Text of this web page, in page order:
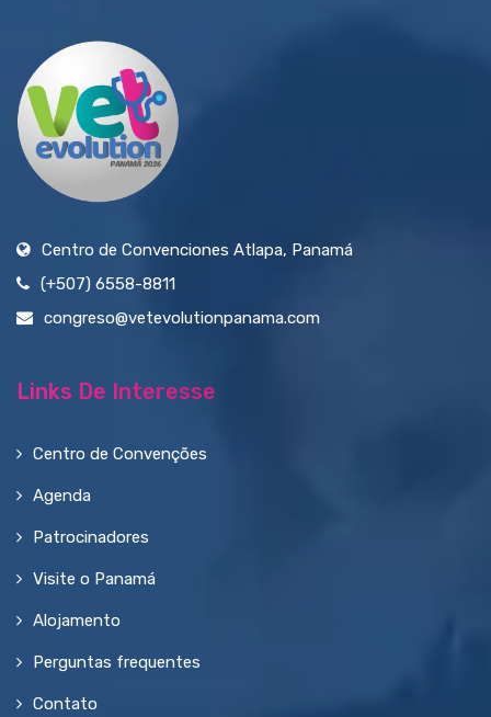
Centro de Convenciones Atlapa, Panamá
(+507) 6558-8811
congreso@vetevolutionpanama.com
Links De Interesse
Centro de Convenções
Agenda
Patrocinadores
Visite o Panamá
Alojamento
Perguntas frequentes
Contato